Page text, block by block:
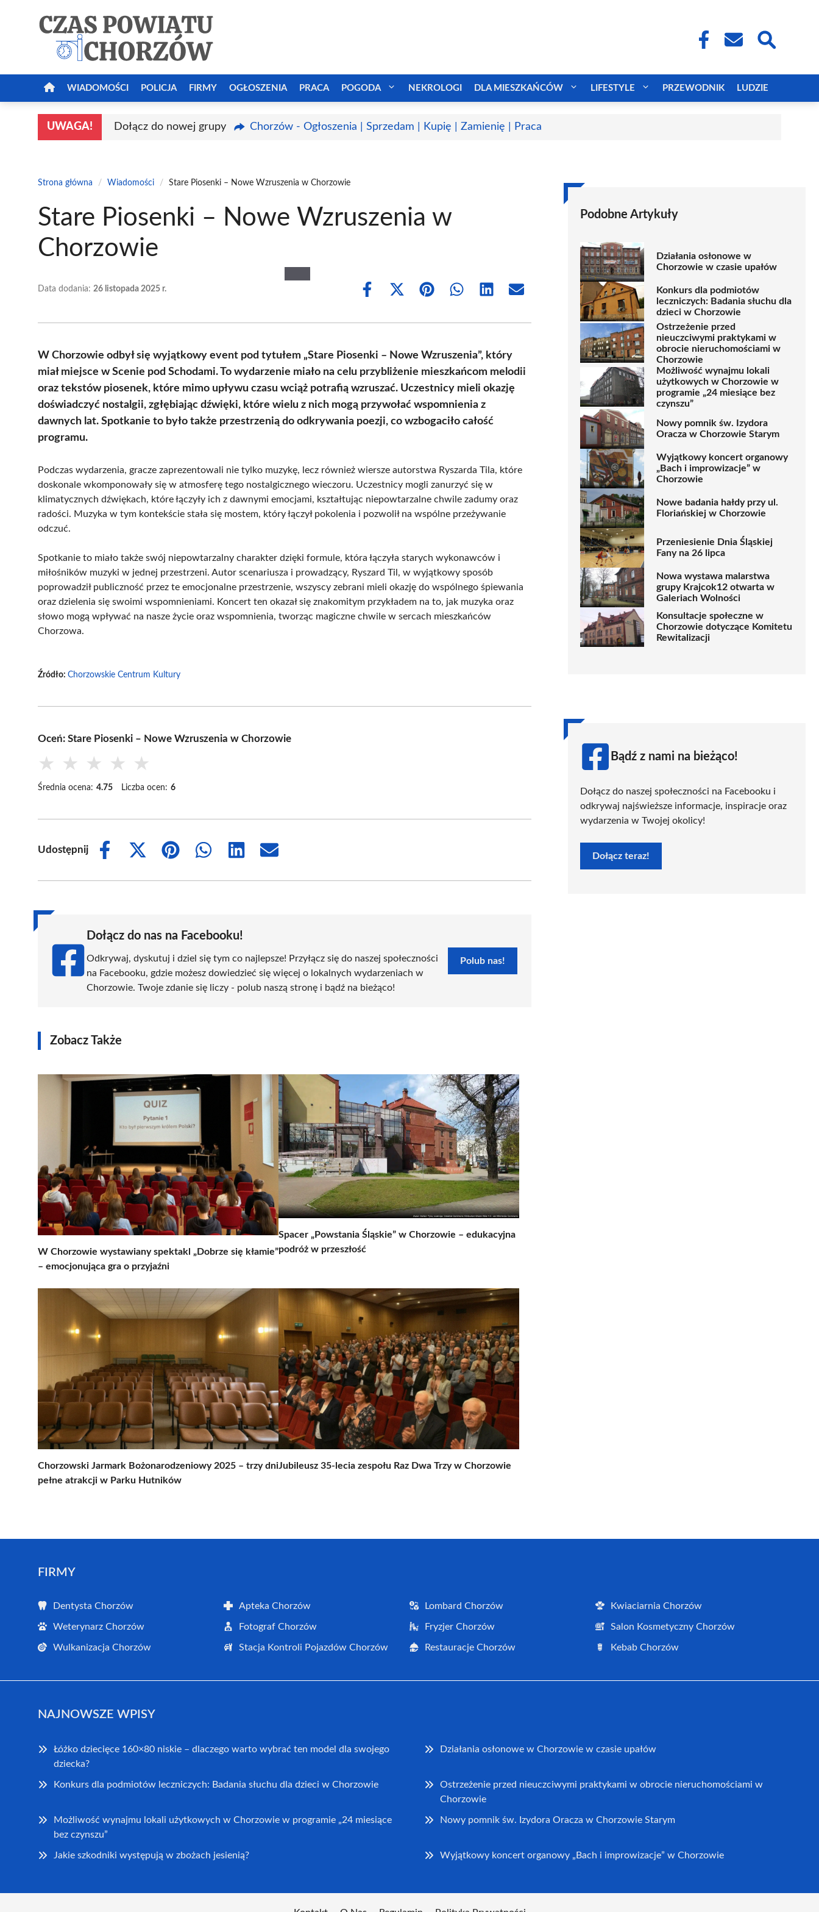
WIADOMOŚCI POLICJA FIRMY OGŁOSZENIA PRACA POGODA NEKROLOGI DLA MIESZKAŃCÓW LIFESTYLE PRZEWODNIK LUDZIE
UWAGA! Dołącz do nowej grupy Chorzów - Ogłoszenia | Sprzedam | Kupię | Zamienię | Praca
Strona główna / Wiadomości / Stare Piosenki – Nowe Wzruszenia w Chorzowie
Stare Piosenki – Nowe Wzruszenia w
Chorzowie
Data dodania: 26 listopada 2025 r.
Share
Share
(Twitter)
Share Share Share Share
W Chorzowie odbył się wyjątkowy event pod tytułem „Stare Piosenki – Nowe Wzruszenia”, który
miał miejsce w Scenie pod Schodami. To wydarzenie miało na celu przybliżenie mieszkańcom melodii
oraz tekstów piosenek, które mimo upływu czasu wciąż potrafią wzruszać. Uczestnicy mieli okazję
doświadczyć nostalgii, zgłębiając dźwięki, które wielu z nich mogą przywołać wspomnienia z
dawnych lat. Spotkanie to było także przestrzenią do odkrywania poezji, co wzbogaciło całość
programu.
Podczas wydarzenia, gracze zaprezentowali nie tylko muzykę, lecz również wiersze autorstwa Ryszarda Tila, które
doskonale wkomponowały się w atmosferę tego nostalgicznego wieczoru. Uczestnicy mogli zanurzyć się w
klimatycznych dźwiękach, które łączyły ich z dawnymi emocjami, kształtując niepowtarzalne chwile zadumy oraz
radości. Muzyka w tym kontekście stała się mostem, który łączył pokolenia i pozwolił na wspólne przeżywanie
odczuć.
Spotkanie to miało także swój niepowtarzalny charakter dzięki formule, która łączyła starych wykonawców i
miłośników muzyki w jednej przestrzeni. Autor scenariusza i prowadzący, Ryszard Til, w wyjątkowy sposób
poprowadził publiczność przez te emocjonalne przestrzenie, wszyscy zebrani mieli okazję do wspólnego śpiewania
oraz dzielenia się swoimi wspomnieniami. Koncert ten okazał się znakomitym przykładem na to, jak muzyka oraz
słowo mogą wpływać na nasze życie oraz wspomnienia, tworząc magiczne chwile w sercach mieszkańców
Chorzowa.
Źródło: Chorzowskie Centrum Kultury
Oceń: Stare Piosenki – Nowe Wzruszenia w Chorzowie
★ ★ ★ ★ ★
Średnia ocena: 4.75 Liczba ocen: 6
Udostępnij
Share
Share
(Twitter)
Share
Share
Share
Share
Dołącz do nas na Facebooku!
Odkrywaj, dyskutuj i dziel się tym co najlepsze! Przyłącz się do naszej społeczności
na Facebooku, gdzie możesz dowiedzieć się więcej o lokalnych wydarzeniach w
Chorzowie. Twoje zdanie się liczy - polub naszą stronę i bądź na bieżąco!
Polub nas!
Zobacz Także
W Chorzowie wystawiany spektakl „Dobrze się kłamie”
– emocjonująca gra o przyjaźni
Spacer „Powstania Śląskie” w Chorzowie – edukacyjna
podróż w przeszłość
Chorzowski Jarmark Bożonarodzeniowy 2025 – trzy dni
pełne atrakcji w Parku Hutników
Jubileusz 35-lecia zespołu Raz Dwa Trzy w Chorzowie
Podobne Artykuły
Działania osłonowe w
Chorzowie w czasie upałów
Konkurs dla podmiotów
leczniczych: Badania słuchu dla
dzieci w Chorzowie
Ostrzeżenie przed
nieuczciwymi praktykami w
obrocie nieruchomościami w
Chorzowie
Możliwość wynajmu lokali
użytkowych w Chorzowie w
programie „24 miesiące bez
czynszu”
Nowy pomnik św. Izydora
Oracza w Chorzowie Starym
Wyjątkowy koncert organowy
„Bach i improwizacje” w
Chorzowie
Nowe badania hałdy przy ul.
Floriańskiej w Chorzowie
Przeniesienie Dnia Śląskiej
Fany na 26 lipca
Nowa wystawa malarstwa
grupy Krajcok12 otwarta w
Galeriach Wolności
Konsultacje społeczne w
Chorzowie dotyczące Komitetu
Rewitalizacji
Bądź z nami na bieżąco!
Dołącz do naszej społeczności na Facebooku i
odkrywaj najświeższe informacje, inspiracje oraz
wydarzenia w Twojej okolicy!
Dołącz teraz!
FIRMY
Dentysta Chorzów Apteka Chorzów Lombard Chorzów Kwiaciarnia Chorzów
Weterynarz Chorzów Fotograf Chorzów Fryzjer Chorzów Salon Kosmetyczny Chorzów
Wulkanizacja Chorzów Stacja Kontroli Pojazdów Chorzów Restauracje Chorzów Kebab Chorzów
NAJNOWSZE WPISY
Łóżko dziecięce 160×80 niskie – dlaczego warto wybrać ten model dla swojego
dziecka?
Działania osłonowe w Chorzowie w czasie upałów
Konkurs dla podmiotów leczniczych: Badania słuchu dla dzieci w Chorzowie
Ostrzeżenie przed nieuczciwymi praktykami w obrocie nieruchomościami w
Chorzowie
Możliwość wynajmu lokali użytkowych w Chorzowie w programie „24 miesiące
bez czynszu”
Nowy pomnik św. Izydora Oracza w Chorzowie Starym
Jakie szkodniki występują w zbożach jesienią? Wyjątkowy koncert organowy „Bach i improwizacje” w Chorzowie